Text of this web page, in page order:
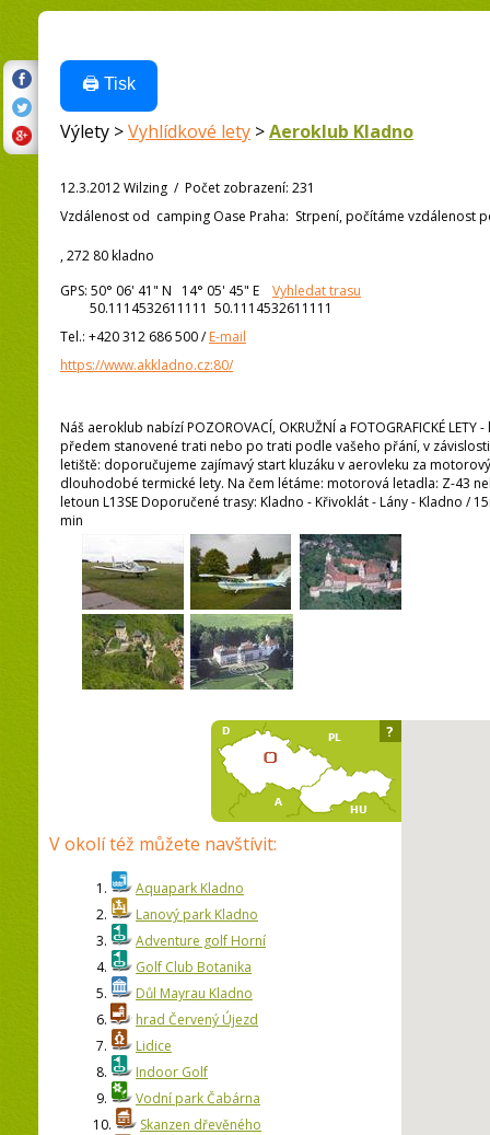
🖨️ Tisk
Výlety >Vyhlídkové lety >Aeroklub Kladno
12.3.2012 Wilzing / Počet zobrazení: 231
Vzdálenost od camping Oase Praha: Strpení, počítáme vzdálenost
, 272 80 kladno
GPS: 50° 06' 41" N 14° 05' 45" E
Vyhledat trasu
50.1114532611111 50.1114532611111
Tel.: +420 312 686 500/E-mail
https://www.akkladno.cz:80/
Náš aeroklub nabízí POZOROVACÍ, OKRUŽNÍ a FOTOGRAFICKÉ
předem stanovené trati nebo po trati podle vašeho přání, v
letiště: doporučujeme zajímavý start kluzáku v aerovleku za
dlouhodobé termické lety. Na čem létáme: motorová letadla: Z-43
letoun L13SE Doporučené trasy: Kladno - Křivoklát - Lány - Kladno /
min
V okolí též můžete navštívit:
1.
Aquapark Kladno
2.
Lanový park Kladno
3.
Adventure golf Horní
4.
Golf Club Botanika
5.
Důl Mayrau Kladno
6.
hrad Červený Újezd
7.
Lidice
8.
Indoor Golf
9.
Vodní park Čabárna
10.
Skanzen dřevěného
?